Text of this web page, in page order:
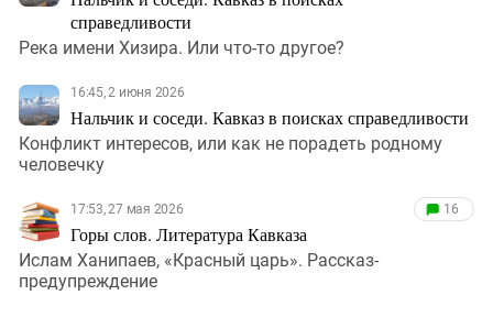
справедливости
Река имени Хизира. Или что-то другое?
16:45, 2 июня 2026
Нальчик и соседи. Кавказ в поисках справедливости
Конфликт интересов, или как не порадеть родному
человечку
17:53, 27 мая 2026
Горы слов. Литература Кавказа
16
Ислам Ханипаев, «Красный царь». Рассказ-
предупреждение